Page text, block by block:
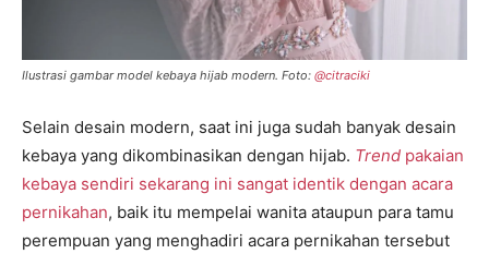
Ilustrasi gambar model kebaya hijab modern. Foto: @citraciki
Selain desain modern, saat ini juga sudah banyak desain
kebaya yang dikombinasikan dengan hijab. Trend pakaian
kebaya sendiri sekarang ini sangat identik dengan acara
pernikahan, baik itu mempelai wanita ataupun para tamu
perempuan yang menghadiri acara pernikahan tersebut